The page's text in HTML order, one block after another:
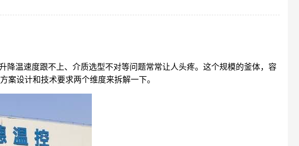
降温速度跟不上、介质选型不对等问题常常让人头疼。这个规模的釜体，容
设计和技术要求两个维度来拆解一下。